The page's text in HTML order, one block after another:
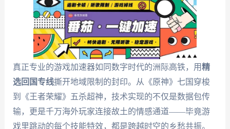
真正专业的游戏加速器如同数字时代的洲际高铁，用精
选回国专线撕开地域限制的封印。从《原神》七国穿梭
到《王者荣耀》五杀超神，技术实现的不仅是数据包传
输，更是千万海外玩家连接故土的情感通道——毕竟游
戏里跳动的每个技能特效，都是跨越时空的乡愁共振。